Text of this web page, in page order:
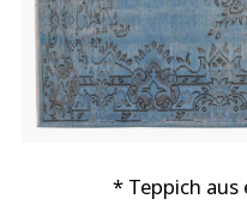
* Teppich aus